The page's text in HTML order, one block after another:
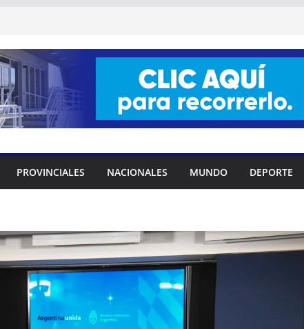
PROVINCIALES NACIONALES MUNDO DEPORTE